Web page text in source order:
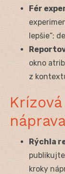
Fér
lepšie“;
okno
z
Rýchla
kroky